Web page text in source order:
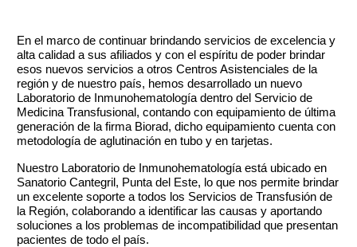
En el marco de continuar brindando servicios de excelencia y
alta calidad a sus afiliados y con el espíritu de poder brindar
esos nuevos servicios a otros Centros Asistenciales de la
región y de nuestro país, hemos desarrollado un nuevo
Laboratorio de Inmunohematología dentro del Servicio de
Medicina Transfusional, contando con equipamiento de última
generación de la firma Biorad, dicho equipamiento cuenta con
metodología de aglutinación en tubo y en tarjetas.
Nuestro Laboratorio de Inmunohematología está ubicado en
Sanatorio Cantegril, Punta del Este, lo que nos permite brindar
un excelente soporte a todos los Servicios de Transfusión de
la Región, colaborando a identificar las causas y aportando
soluciones a los problemas de incompatibilidad que presentan
pacientes de todo el país.